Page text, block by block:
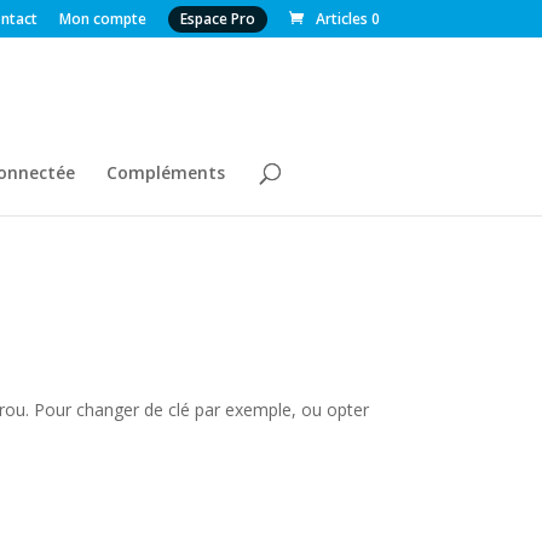
Mon compte Espace Pro Articles 0
Compléments
Pour changer de clé par exemple, ou opter